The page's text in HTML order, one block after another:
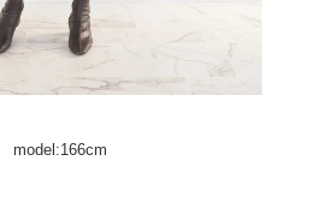
model:166cm